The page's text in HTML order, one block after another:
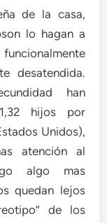
de la casa,
lo hagan a
desatendida.
han
hijos por
Unidos),
atención al
algo mas
quedan lejos
de los